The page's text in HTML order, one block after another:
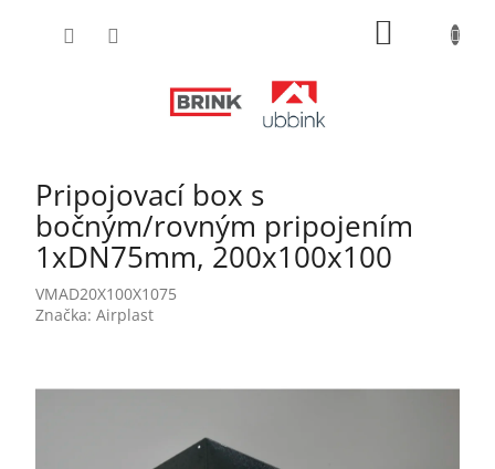
Pripojovací box s
bočným/rovným pripojením
1xDN75mm, 200x100x100
VMAD20X100X1075
Značka:Airplast